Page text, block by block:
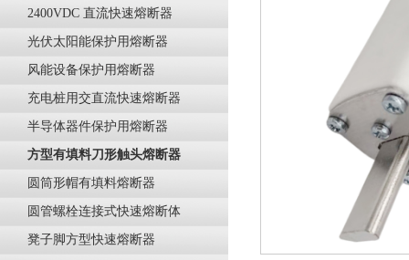
2400VDC 直流快速熔断器
光伏太阳能保护用熔断器
风能设备保护用熔断器
充电桩用交直流快速熔断器
半导体器件保护用熔断器
方型有填料刀形触头熔断器
圆筒形帽有填料熔断器
圆管螺栓连接式快速熔断体
凳子脚方型快速熔断器